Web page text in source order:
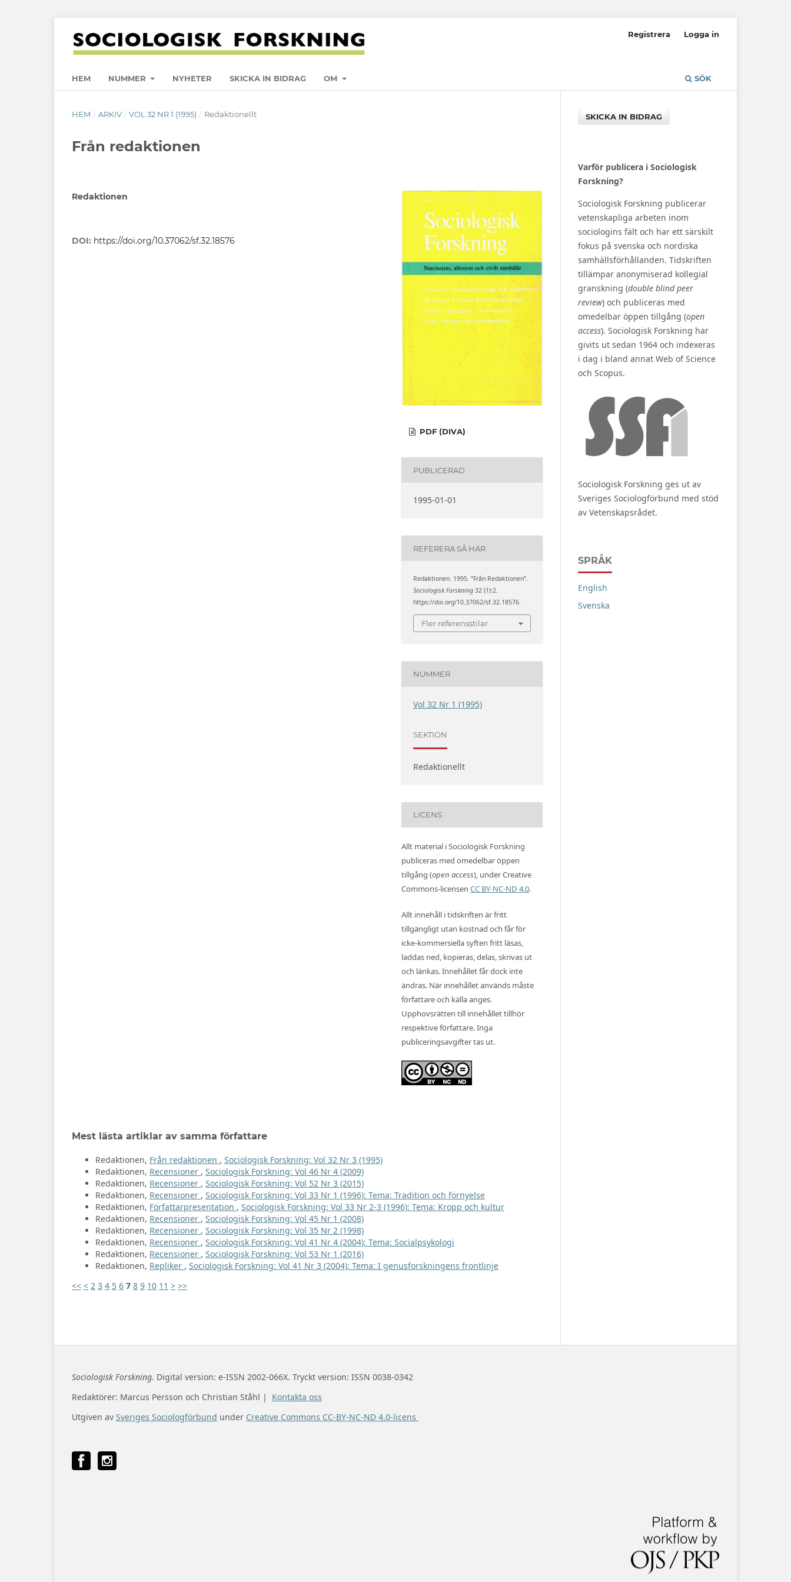
HEM NUMMER NYHETER SKICKA IN BIDRAG OM SÖK
Registrera Logga in
HEM / ARKIV / VOL 32 NR 1 (1995) / Redaktionellt
Från redaktionen
Redaktionen
DOI: https://doi.org/10.37062/sf.32.18576
PDF (DIVA)
PUBLICERAD
1995-01-01
REFERERA SÅ HÄR
Redaktionen. 1995. ”Från Redaktionen”.
Sociologisk Forskning 32 (1):2.
https://doi.org/10.37062/sf.32.18576.
Fler referensstilar
NUMMER
Vol 32 Nr 1 (1995)
SEKTION
Redaktionellt
LICENS
Allt material i Sociologisk Forskning
publiceras med omedelbar öppen
tillgång (open access), under Creative
Commons-licensen CC BY-NC-ND 4.0.
Allt innehåll i tidskriften är fritt
tillgängligt utan kostnad och får för
icke-kommersiella syften fritt läsas,
laddas ned, kopieras, delas, skrivas ut
och länkas. Innehållet får dock inte
ändras. När innehållet används måste
författare och källa anges.
Upphovsrätten till innehållet tillhör
respektive författare. Inga
publiceringsavgifter tas ut.
Mest lästa artiklar av samma författare
Redaktionen, Från redaktionen , Sociologisk Forskning: Vol 32 Nr 3 (1995)
Redaktionen, Recensioner , Sociologisk Forskning: Vol 46 Nr 4 (2009)
Redaktionen, Recensioner , Sociologisk Forskning: Vol 52 Nr 3 (2015)
Redaktionen, Recensioner , Sociologisk Forskning: Vol 33 Nr 1 (1996): Tema: Tradition och förnyelse
Redaktionen, Författarpresentation , Sociologisk Forskning: Vol 33 Nr 2-3 (1996): Tema: Kropp och kultur
Redaktionen, Recensioner , Sociologisk Forskning: Vol 45 Nr 1 (2008)
Redaktionen, Recensioner , Sociologisk Forskning: Vol 35 Nr 2 (1998)
Redaktionen, Recensioner , Sociologisk Forskning: Vol 41 Nr 4 (2004): Tema: Socialpsykologi
Redaktionen, Recensioner , Sociologisk Forskning: Vol 53 Nr 1 (2016)
Redaktionen, Repliker , Sociologisk Forskning: Vol 41 Nr 3 (2004): Tema: I genusforskningens frontlinje
<< < 2 3 4 5 6 7 8 9 10 11 > >>
SKICKA IN BIDRAG
Varför publicera i Sociologisk
Forskning?
Sociologisk Forskning publicerar
vetenskapliga arbeten inom
sociologins fält och har ett särskilt
fokus på svenska och nordiska
samhällsförhållanden. Tidskriften
tillämpar anonymiserad kollegial
granskning (double blind peer
review) och publiceras med
omedelbar öppen tillgång (open
access). Sociologisk Forskning har
givits ut sedan 1964 och indexeras
i dag i bland annat Web of Science
och Scopus.
Sociologisk Forskning ges ut av
Sveriges Sociologförbund med stöd
av Vetenskapsrådet.
SPRÅK
English
Svenska
Sociologisk Forskning. Digital version: e-ISSN 2002-066X. Tryckt version: ISSN 0038-0342
Redaktörer: Marcus Persson och Christian Ståhl | Kontakta oss
Utgiven av Sveriges Sociologförbund under Creative Commons CC-BY-NC-ND 4.0-licens